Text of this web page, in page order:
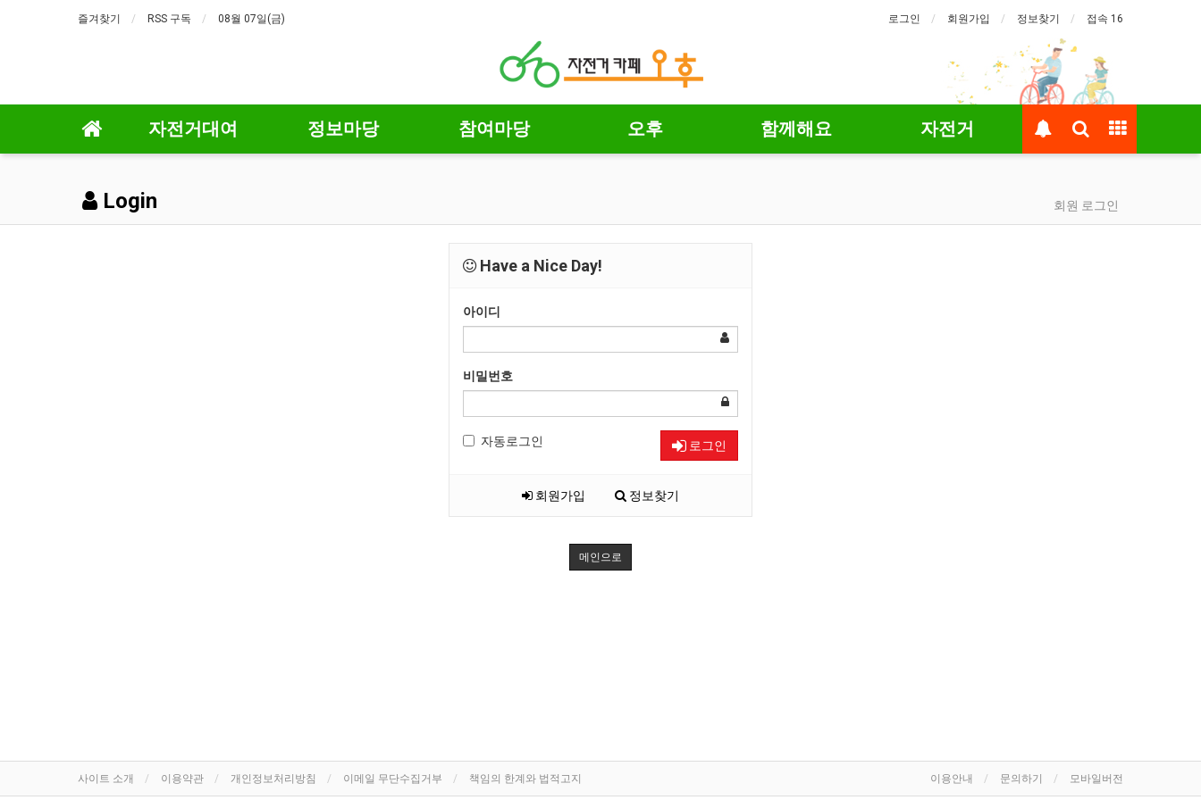
즐겨찾기 RSS 구독 08월 07일(금) 로그인 회원가입 정보찾기 접속 16
자전거대여 정보마당 참여마당 오후 함께해요 자전거
Login 회원 로그인
Have a Nice Day!
아이디
비밀번호
자동로그인 로그인
회원가입 정보찾기
메인으로
사이트 소개 이용약관 개인정보처리방침 이메일 무단수집거부 책임의 한계와 법적고지 이용안내 문의하기 모바일버전